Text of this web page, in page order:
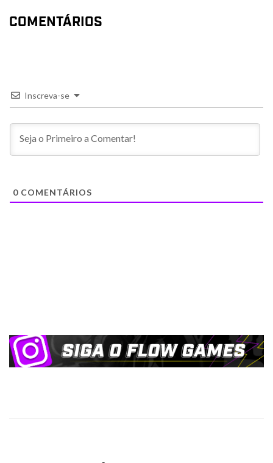
COMENTÁRIOS
Inscreva-se
0 COMENTÁRIOS